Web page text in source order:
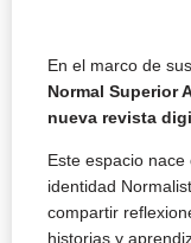
En el marco de sus
Normal Superior
nueva revista
Este espacio
identidad
compartir
historias y